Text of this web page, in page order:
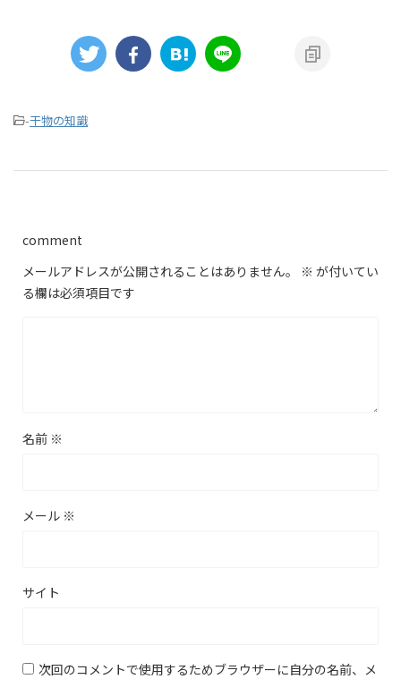
-干物の知識
comment
メールアドレスが公開されることはありません。
※ が付いてい
る欄は必須項目です
名前 ※
メール ※
サイト
次回のコメントで使用するためブラウザーに自分の名前、メ